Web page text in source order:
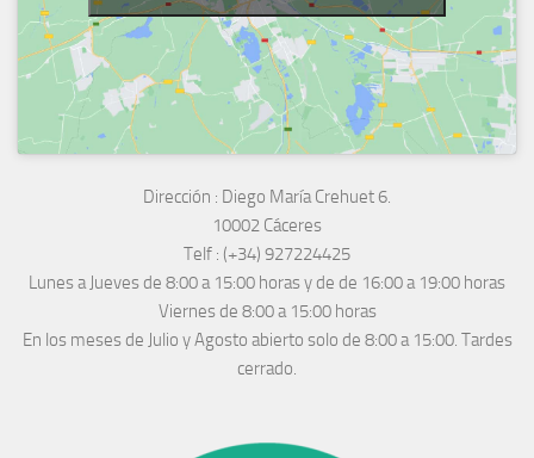
Dirección : Diego María Crehuet 6.
10002 Cáceres
Telf : (+34) 927224425
Lunes a Jueves de 8:00 a 15:00 horas y de de 16:00 a 19:00 horas
Viernes de 8:00 a 15:00 horas
En los meses de Julio y Agosto abierto solo de 8:00 a 15:00. Tardes
cerrado.